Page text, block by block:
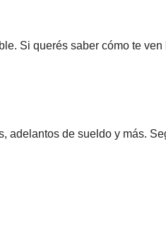
Si querés saber cómo te
adelantos de sueldo y más.